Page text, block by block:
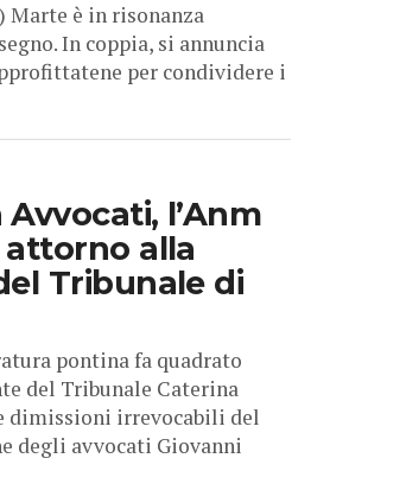
Marte è in risonanza
In coppia, si annuncia
per condividere i
l’Anm
alla
Tribunale di
pontina fa quadrato
del Tribunale Caterina
dimissioni irrevocabili del
degli avvocati Giovanni